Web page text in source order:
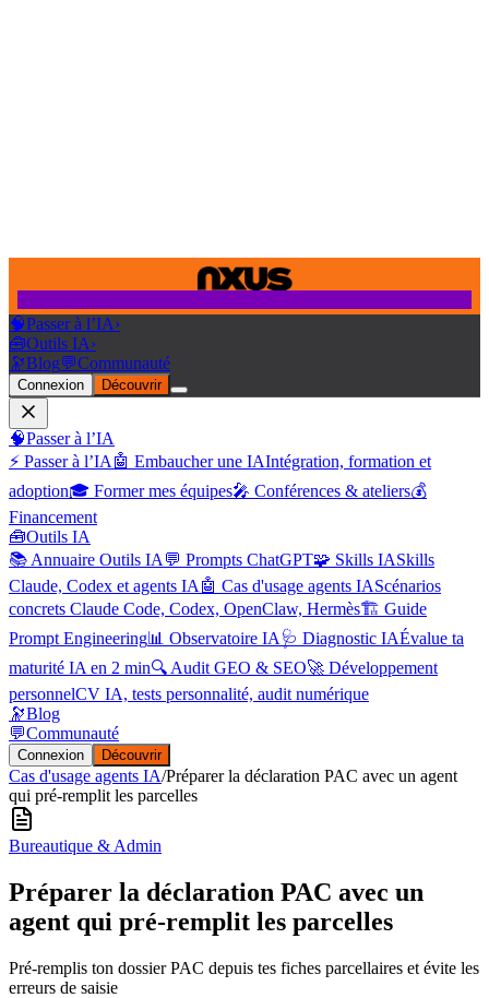
🧠Passer à l’IA›
🧰Outils IA›
🔭Blog💬Communauté
Connexion Découvrir
🧠Passer à l’IA
⚡ Passer à l’IA 🤖 Embaucher une IAIntégration, formation et
adoption🎓 Former mes équipes🎤 Conférences & ateliers💰
Financement
🧰Outils IA
📚 Annuaire Outils IA 💬 Prompts ChatGPT🧩 Skills IASkills
Claude, Codex et agents IA 🤖 Cas d'usage agents IAScénarios
concrets Claude Code, Codex, OpenClaw, Hermès🏗️ Guide
Prompt Engineering📊 Observatoire IA 🩺 Diagnostic IAÉvalue ta
maturité IA en 2 min🔍 Audit GEO & SEO🚀 Développement
personnelCV IA, tests personnalité, audit numérique
🔭Blog
💬Communauté
Connexion Découvrir
Cas d'usage agents IA/Préparer la déclaration PAC avec un agent
qui pré-remplit les parcelles
Bureautique & Admin
Préparer la déclaration PAC avec un
agent qui pré-remplit les parcelles
Pré-remplis ton dossier PAC depuis tes fiches parcellaires et évite les
erreurs de saisie